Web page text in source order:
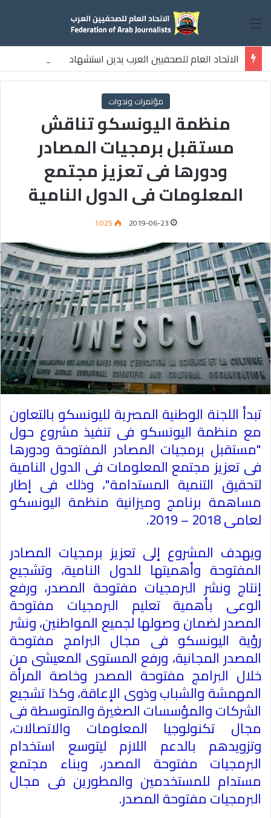
القائمة
الاتحاد العام للصحفيين العرب يدين استشهاد
ثلاثة صحفيين فلسطينيين باستهداف إسرائيلي وسط قطاع غزة
مؤتمرات وندوات
منظمة اليونسكو تناقش
مستقبل برمجيات المصادر
ودورها فى تعزيز مجتمع
المعلومات فى الدول النامية
2019-06-23 1٬025
تبدأ اللجنة الوطنية المصرية لليونسكو بالتعاون
مع منظمة اليونسكو فى تنفيذ مشروع حول
"مستقبل برمجيات المصادر المفتوحة ودورها
فى تعزيز مجتمع المعلومات فى الدول النامية
لتحقيق التنمية المستدامة"، وذلك فى إطار
مساهمة برنامج وميزانية منظمة اليونسكو
لعامى 2018 – 2019.
ويهدف المشروع إلى تعزيز برمجيات المصادر
المفتوحة وأهميتها للدول النامية، وتشجيع
إنتاج ونشر البرمجيات مفتوحة المصدر، ورفع
الوعى بأهمية تعليم البرمجيات مفتوحة
المصدر لضمان وصولها لجميع المواطنين، ونشر
رؤية اليونسكو فى مجال البرامج مفتوحة
المصدر المجانية، ورفع المستوى المعيشى من
خلال البرامج مفتوحة المصدر وخاصة المرأة
المهمشة والشباب وذوى الإعاقة، وكذا تشجيع
الشركات والمؤسسات الصغيرة والمتوسطة فى
مجال تكنولوجيا المعلومات والاتصالات،
وتزويدهم بالدعم اللازم ليتوسع استخدام
البرمجيات مفتوحة المصدر، وبناء مجتمع
مستدام للمستخدمين والمطورين فى مجال
البرمجيات مفتوحة المصدر.